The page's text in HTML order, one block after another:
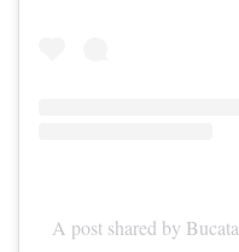
A post shared by